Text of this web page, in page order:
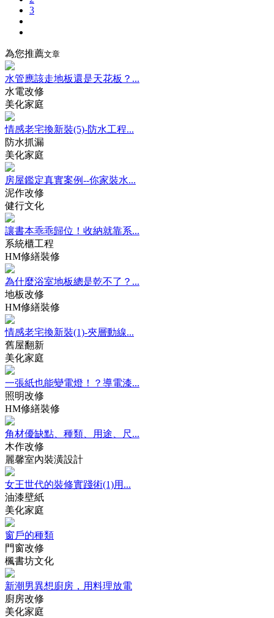
3
為您推薦文章
水管應該走地板還是天花板？...
水電改修
美化家庭
情感老宅換新裝(5)-防水工程...
防水抓漏
美化家庭
房屋鑑定真實案例--你家裝水...
泥作改修
健行文化
讓書本乖乖歸位！收納就靠系...
系統櫃工程
HM修繕裝修
為什麼浴室地板總是乾不了？...
地板改修
HM修繕裝修
情感老宅換新裝(1)-夾層動線...
舊屋翻新
美化家庭
一張紙也能變電燈！？導電漆...
照明改修
HM修繕裝修
角材優缺點、種類、用途、尺...
木作改修
麗馨室內裝潢設計
女王世代的裝修實踐術(1)用...
油漆壁紙
美化家庭
窗戶的種類
門窗改修
楓書坊文化
新潮男異想廚房，用料理放電
廚房改修
美化家庭